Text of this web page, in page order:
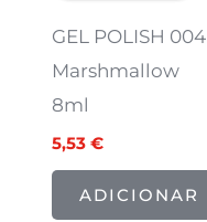
GEL POLISH 004
Marshmallow
8ml
6,91 €.
5,53 €
5,53 €.
ADICIONAR